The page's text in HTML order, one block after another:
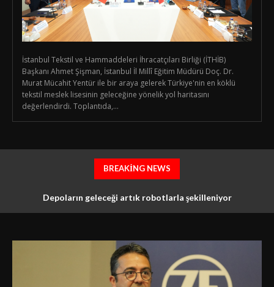
İstanbul Tekstil ve Hammaddeleri İhracatçıları Birliği (İTHİB)
Başkanı Ahmet Şişman, İstanbul İl Millî Eğitim Müdürü Doç. Dr.
Murat Mücahit Yentür ile bir araya gelerek Türkiye'nin en köklü
tekstil meslek lisesinin geleceğine yönelik yol haritasını
değerlendirdi. Toplantıda,...
BREAKING NEWS
Depoların geleceği artık robotlarla şekilleniyor
İstanbul İl Millî Eğitim Müdürlüğü ve İTHİB’denTürkiye’nin en